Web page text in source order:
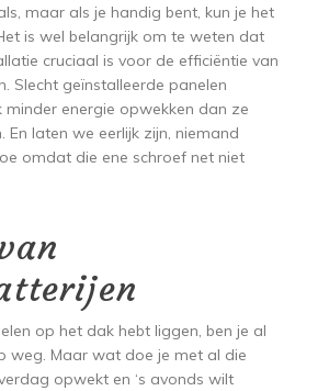
maar als je handig bent, kun je het
is wel belangrijk om te weten dat
cruciaal is voor de efficiëntie van
Slecht geïnstalleerde panelen
minder energie opwekken dan ze
En laten we eerlijk zijn, niemand
omdat die ene schroef net niet
op het dak hebt liggen, ben je al
weg. Maar wat doe je met al die
opwekt en ‘s avonds wilt